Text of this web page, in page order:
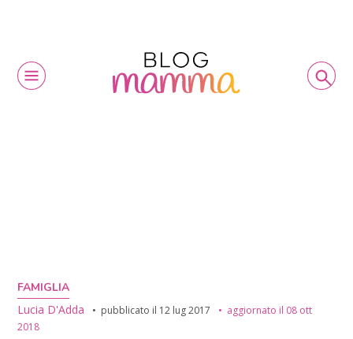
FAMIGLIA
Lucia D'Adda
pubblicato il 12 lug 2017 aggiornato il 08 ott
2018